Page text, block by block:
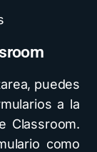
puedes
a la
Classroom.
como